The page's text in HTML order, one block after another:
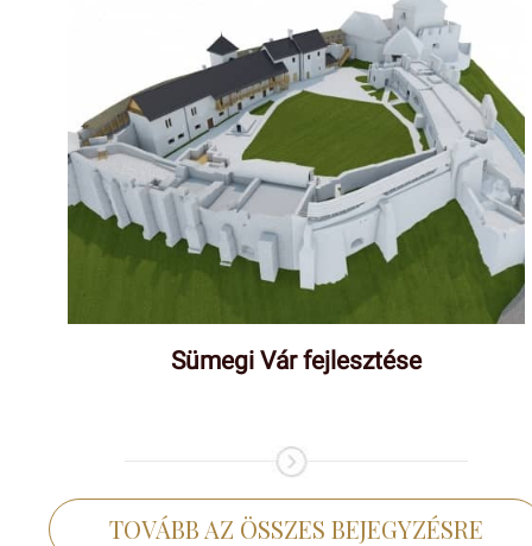
Sümegi Vár fejlesztése
TOVÁBB AZ ÖSSZES BEJEGYZÉSRE